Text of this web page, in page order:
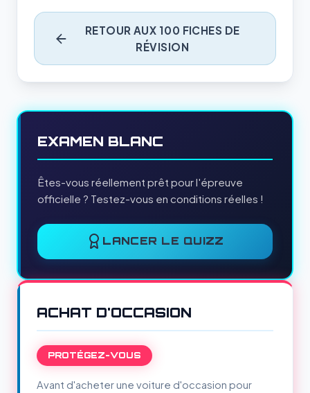
RETOUR AUX 100 FICHES DE
RÉVISION
EXAMEN BLANC
Êtes-vous réellement prêt pour l'épreuve
officielle ? Testez-vous en conditions réelles !
LANCER LE QUIZZ
ACHAT D'OCCASION
PROTÉGEZ-VOUS
Avant d'acheter une voiture d'occasion pour